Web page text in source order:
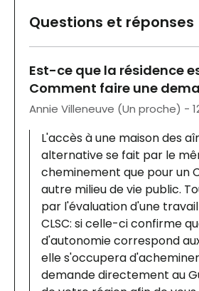
Questions et réponses
Est-ce que la résidence
Comment faire une
Annie Villeneuve (Un proche) -
L'accès à une maison des
alternative se fait par le
cheminement que pour un
autre milieu de vie public.
par l'évaluation d'une
CLSC: si celle-ci confirme
d'autonomie correspond
elle s'occupera
demande directement au